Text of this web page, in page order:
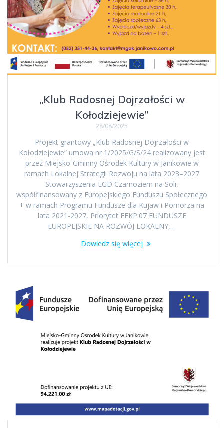
„Klub Radosnej Dojrzałości w
Kołodziejewie”
28/08/2025
Projekt grantowy „Klub Radosnej Dojrzałości w
Kołodziejewie” umowa nr 1/2025/G/S/24 realizowany jest
przez Miejsko-Gminny Ośrodek Kultury w Janikowie w
ramach Lokalnej Strategii Rozwoju na lata 2023–2027
Stowarzyszenia LGD Czarnoziem na Soli,
współfinansowany z Europejskiego Funduszu Społecznego
+ w ramach Programu Fundusze dla Kujaw i Pomorza na
lata 2021-2027, Priorytet FEKP.07 FUNDUSZE
EUROPEJSKIE NA ROZWÓJ LOKALNY,…
Dowiedz się więcej